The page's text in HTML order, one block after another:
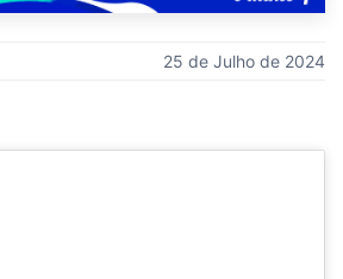
25 de Julho de 2024